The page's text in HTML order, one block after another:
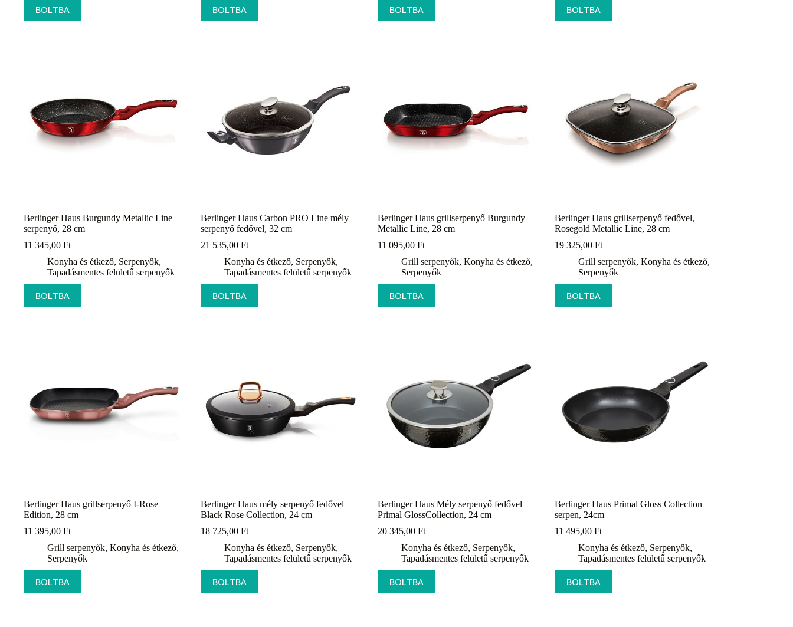
BOLTBA BOLTBA BOLTBA BOLTBA
Berlinger Haus Burgundy Metallic Line
serpenyő, 28 cm
11 345,00 Ft
Konyha és étkező, Serpenyők,
Tapadásmentes felületű serpenyők
BOLTBA
Berlinger Haus Carbon PRO Line mély
serpenyő fedővel, 32 cm
21 535,00 Ft
Konyha és étkező, Serpenyők,
Tapadásmentes felületű serpenyők
BOLTBA
Berlinger Haus grillserpenyő Burgundy
Metallic Line, 28 cm
11 095,00 Ft
Grill serpenyők, Konyha és étkező,
Serpenyők
BOLTBA
Berlinger Haus grillserpenyő fedővel,
Rosegold Metallic Line, 28 cm
19 325,00 Ft
Grill serpenyők, Konyha és étkező,
Serpenyők
BOLTBA
Berlinger Haus grillserpenyő I-Rose
Edition, 28 cm
11 395,00 Ft
Grill serpenyők, Konyha és étkező,
Serpenyők
BOLTBA
Berlinger Haus mély serpenyő fedővel
Black Rose Collection, 24 cm
18 725,00 Ft
Konyha és étkező, Serpenyők,
Tapadásmentes felületű serpenyők
BOLTBA
Berlinger Haus Mély serpenyő fedővel
Primal GlossCollection, 24 cm
20 345,00 Ft
Konyha és étkező, Serpenyők,
Tapadásmentes felületű serpenyők
BOLTBA
Berlinger Haus Primal Gloss Collection
serpen, 24cm
11 495,00 Ft
Konyha és étkező, Serpenyők,
Tapadásmentes felületű serpenyők
BOLTBA